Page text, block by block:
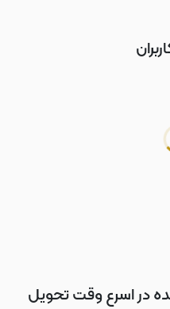
در اسرع وقت تحویل